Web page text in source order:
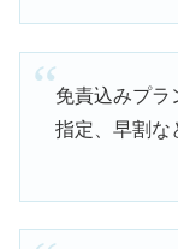
免責込みプラ
指定、早割な